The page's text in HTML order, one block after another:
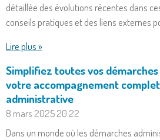
détaillée des évolutions récentes dans
conseils pratiques et des liens externes
Lire plus »
Simplifiez toutes vos
votre accompagnement
administrative
8 mars 202520:22
Dans un monde où les démarches